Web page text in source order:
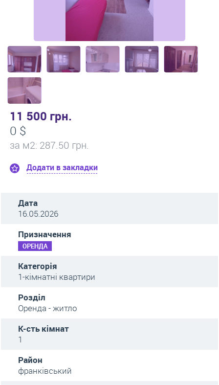
11 500 грн.
0 $
за м2: 287.50 грн.
Додати в закладки
Дата
16.05.2026
Призначення
ОРЕНДА
Категорія
1-кімнатні квартири
Розділ
Оренда - житло
К-сть кімнат
1
Район
франківський